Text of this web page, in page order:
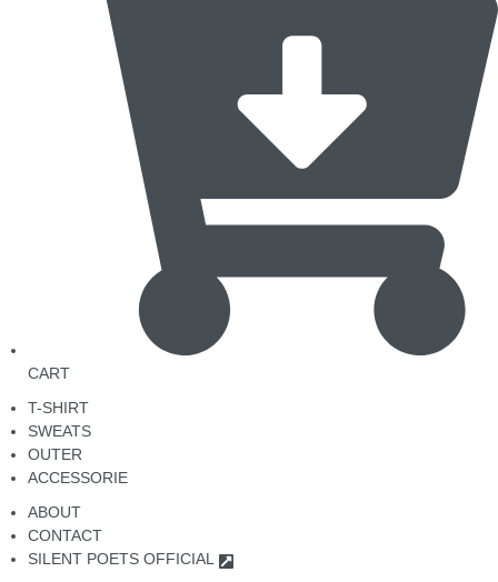
CART
T-SHIRT
SWEATS
OUTER
ACCESSORIE
ABOUT
CONTACT
SILENT POETS OFFICIAL